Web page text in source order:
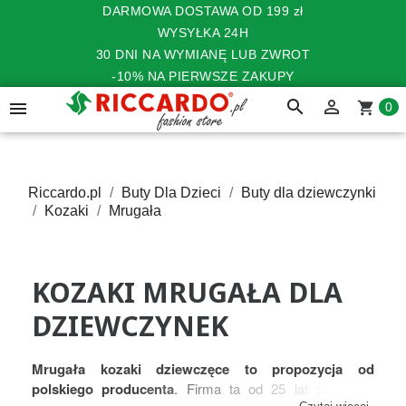
DARMOWA DOSTAWA OD 199 zł
WYSYŁKA 24H
30 DNI NA WYMIANĘ LUB ZWROT
-10% NA PIERWSZE ZAKUPY
 search  shopping_cart 0
Riccardo.pl Buty Dla Dzieci
Buty dla dziewczynki
Kozaki
Mrugała
KOZAKI MRUGAŁA DLA
DZIEWCZYNEK
Mrugała kozaki dziewczęce to propozycja od
polskiego producenta. Firma ta od 25 lat produkuje